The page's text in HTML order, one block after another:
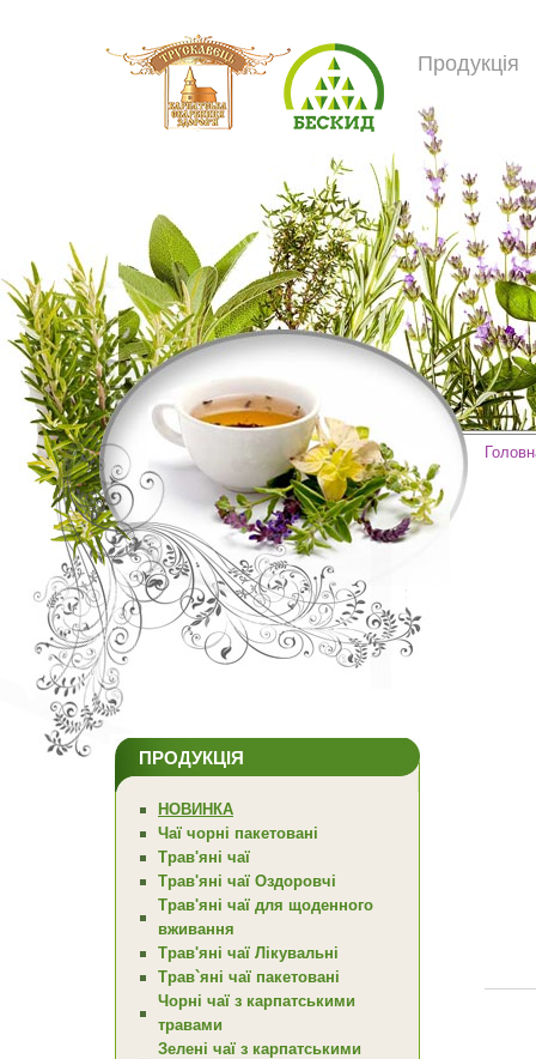
Продукція
ПРОДУКЦІЯ
НОВИНКА
Чаї чорні пакетовані
Трав'яні чаї
Трав'яні чаї Оздоровчі
Трав'яні чаї для щоденного
вживання
Трав'яні чаї Лікувальні
Трав`яні чаї пакетовані
Чорні чаї з карпатськими
травами
Зелені чаї з карпатськими